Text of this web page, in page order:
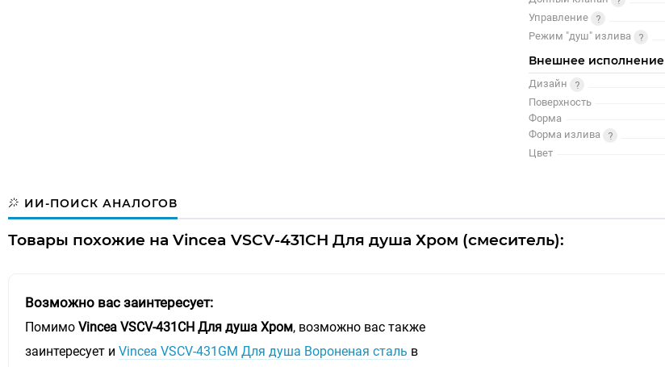
Управление
Режим "душ" излива
Внешнее исполнение
Дизайн
Поверхность
Форма
Форма излива
Цвет
ИИ-ПОИСК АНАЛОГОВ
Товары похожие на Vincea VSCV-431CH Для душа Хром (смеситель):
Возможно вас заинтересует:
Помимо Vincea VSCV-431CH Для душа Хром, возможно вас также
заинтересует и Vincea VSCV-431GM Для душа Вороненая сталь в